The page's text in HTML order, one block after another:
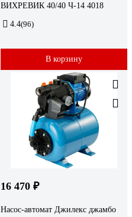
ВИХРЕВИК 40/40 Ч-14 4018
4.4(96)
В корзину
16 470 ₽
Насос-автомат Джилекс джамбо